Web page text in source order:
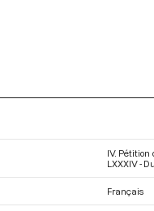
IV.
LXXXIV -
Français